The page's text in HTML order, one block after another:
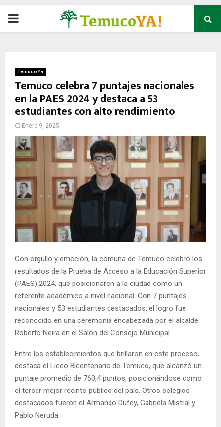
P
M
A
R
Y
M
N
U
Temuco Ya
Temuco celebra 7 puntajes nacionales
en la PAES 2024 y destaca a 53
estudiantes con alto rendimiento
Enero 9, 2025
Con orgullo y emoción, la comuna de Temuco celebró los
resultados de la Prueba de Acceso a la Educación Superior
(PAES) 2024, que posicionaron a la ciudad como un
referente académico a nivel nacional. Con 7 puntajes
nacionales y 53 estudiantes destacados, el logro fue
reconocido en una ceremonia encabezada por el alcalde
Roberto Neira en el Salón del Consejo Municipal.
Entre los establecimientos que brillaron en este proceso,
destaca el Liceo Bicentenario de Temuco, que alcanzó un
puntaje promedio de 760,4 puntos, posicionándose como
el tercer mejor recinto público del país. Otros colegios
destacados fueron el Armando Dufey, Gabriela Mistral y
Pablo Neruda.